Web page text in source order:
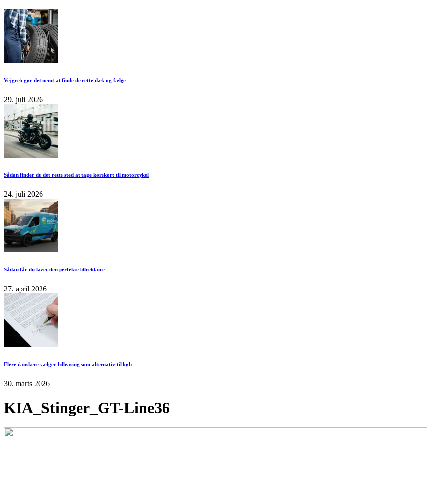
Vejgreb gør det nemt at finde de rette dæk og fælge
29. juli 2026
Sådan finder du det rette sted at tage kørekort til motorcykel
24. juli 2026
Sådan får du lavet den perfekte bilreklame
27. april 2026
Flere danskere vælger billeasing som alternativ til køb
30. marts 2026
KIA_Stinger_GT-Line36